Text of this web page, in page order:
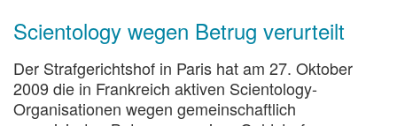
Scientology wegen Betrug verurteilt
Der Strafgerichtshof in Paris hat am 27. Oktober
2009 die in Frankreich aktiven Scientology-
Organisationen wegen gemeinschaftlich